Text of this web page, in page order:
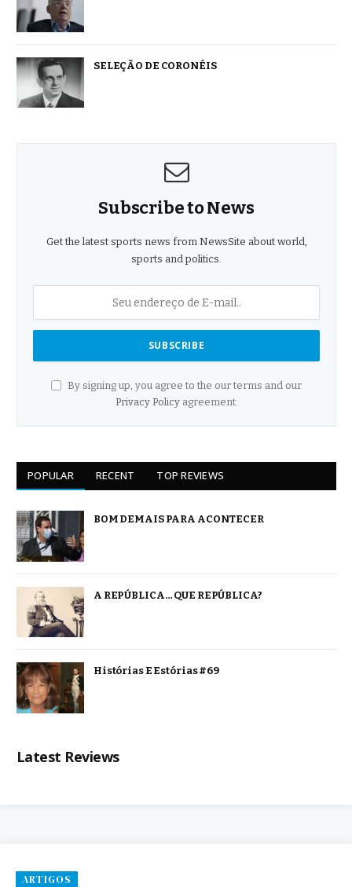
SELEÇÃO DE CORONÉIS
Subscribe to News
Get the latest sports news from NewsSite about world,
sports and politics.
By signing up, you agree to the our terms and our
Privacy Policyagreement.
POPULAR RECENT TOP REVIEWS
BOM DEMAIS PARA ACONTECER
A REPÚBLICA… QUE REPÚBLICA?
Histórias E Estórias #69
Latest Reviews
ARTIGOS